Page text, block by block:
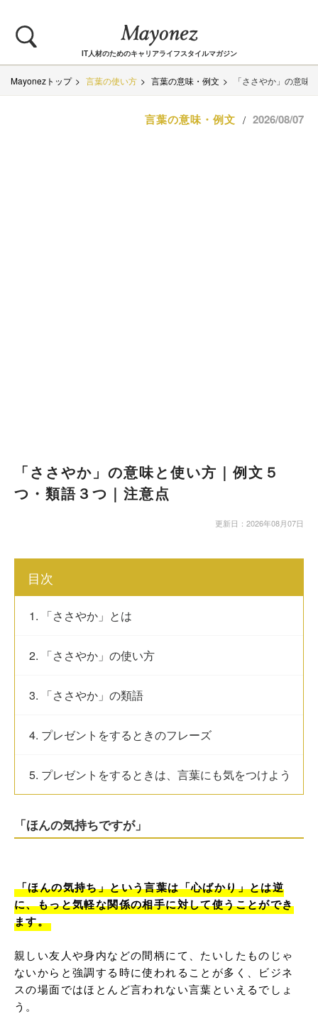
IT人材のためのキャリアライフスタイルマガジン
Mayonezトップ 言葉の使い方 言葉の意味・例文 「ささやか」の意味
言葉の意味・例文 / 2026/08/07
「ささやか」の意味と使い方｜例文５
つ・類語３つ｜注意点
更新日：2026年08月07日
目次
1. 「ささやか」とは
2. 「ささやか」の使い方
3. 「ささやか」の類語
4. プレゼントをするときのフレーズ
5. プレゼントをするときは、言葉にも気をつけよう
「ほんの気持ちですが」
「ほんの気持ち」という言葉は「心ばかり」とは逆
に、もっと気軽な関係の相手に対して使うことができ
ます。
親しい友人や身内などの間柄にて、たいしたものじゃ
ないからと強調する時に使われることが多く、ビジネ
スの場面ではほとんど言われない言葉といえるでしょ
う。